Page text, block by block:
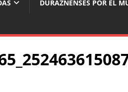
DURAZNENSES POR EL